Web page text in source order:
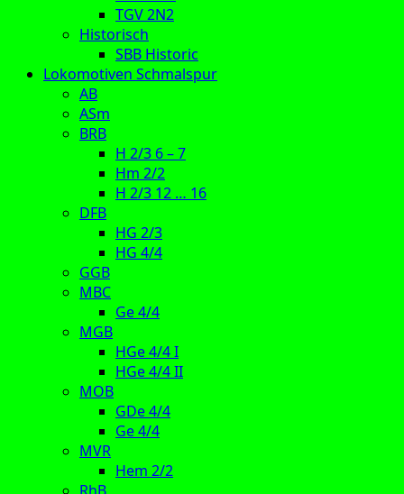
TGV 2N2
Historisch
SBB Historic
Lokomotiven Schmalspur
AB
ASm
BRB
H 2/3 6 – 7
Hm 2/2
H 2/3 12 … 16
DFB
HG 2/3
HG 4/4
GGB
MBC
Ge 4/4
MGB
HGe 4/4 I
HGe 4/4 II
MOB
GDe 4/4
Ge 4/4
MVR
Hem 2/2